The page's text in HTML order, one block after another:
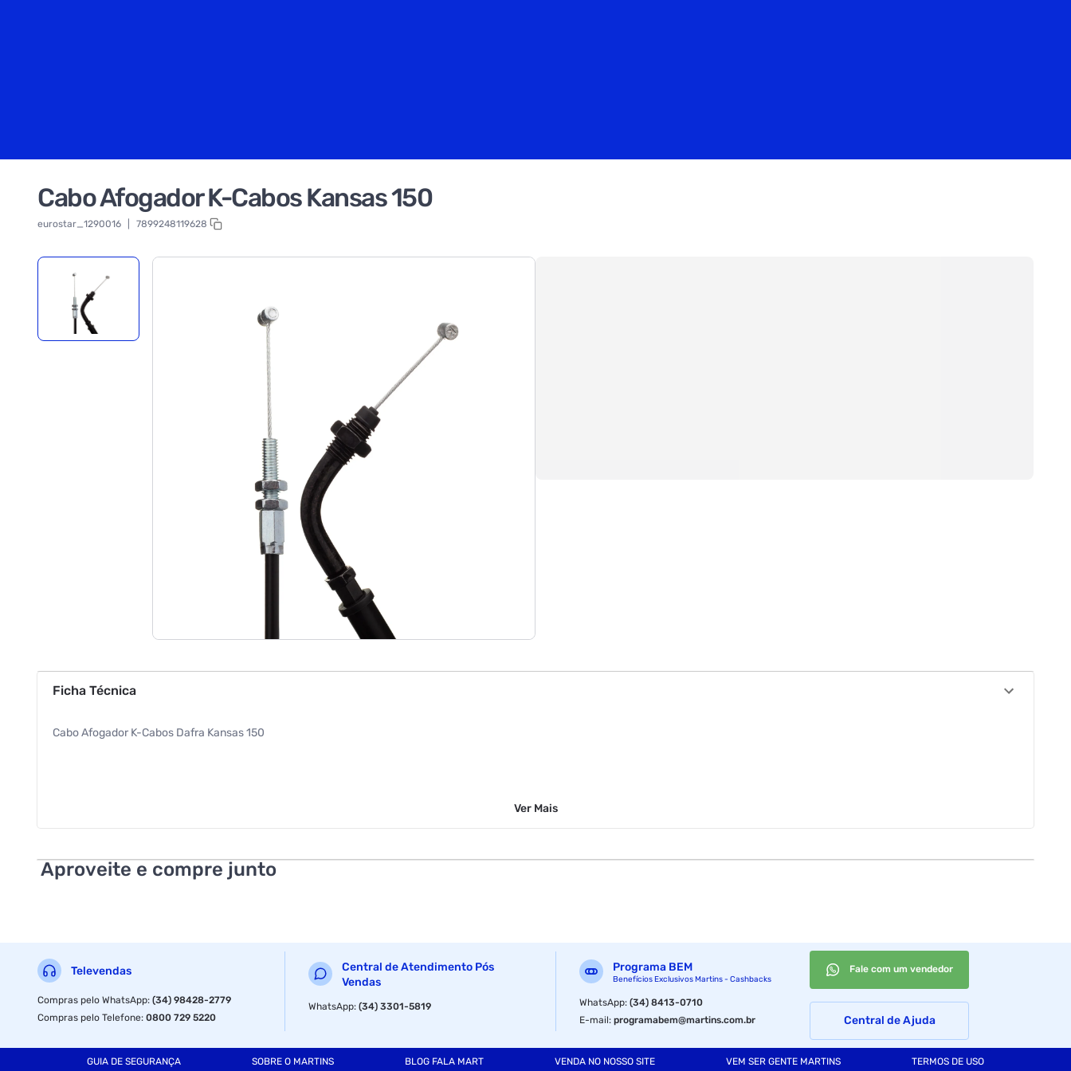
Cabo Afogador K-Cabos Kansas 150
eurostar_1290016 7899248119628
Ficha Técnica
Cabo Afogador K-Cabos Dafra Kansas 150
Ver Mais
Aproveite e compre junto
Televendas
Compras pelo WhatsApp:(34) 98428-2779
Compras pelo Telefone:0800 729 5220
Central de Atendimento Pós
Vendas
WhatsApp:(34) 3301-5819
Programa BEM
Benefícios Exclusivos Martins - Cashbacks
WhatsApp:(34) 8413-0710
E-mail:programabem@martins.com.br
Fale com um vendedor
Central de Ajuda
GUIA DE SEGURANÇA SOBRE O MARTINS BLOG FALA MART VENDA NO NOSSO SITE VEM SER GENTE MARTINS TERMOS DE USO